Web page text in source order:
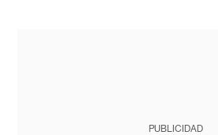
PUBLICIDAD